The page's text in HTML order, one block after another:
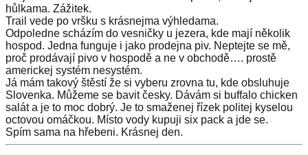
hůlkama. Zážitek.
Trail vede po vršku s krásnejma výhledama.
Odpoledne scházím do vesničky u jezera, kde mají několik
hospod. Jedna funguje i jako prodejna piv. Neptejte se mě,
proč prodávají pivo v hospodě a ne v obchodě…. prostě
americkej systém nesystém.
Já mám takový štěstí že si vyberu zrovna tu, kde obsluhuje
Slovenka. Můžeme se bavit česky. Dávám si buffalo chicken
salát a je to moc dobrý. Je to smaženej řízek politej kyselou
octovou omáčkou. Místo vody kupuji six pack a jde se.
Spím sama na hřebeni. Krásnej den.